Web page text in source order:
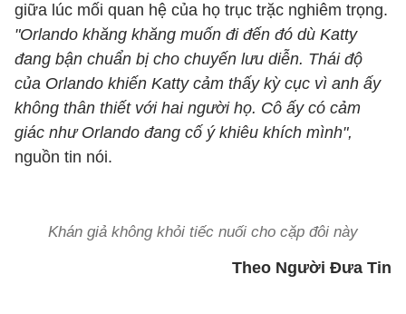
giữa lúc mối quan hệ của họ trục trặc nghiêm trọng.
"Orlando khăng khăng muốn đi đến đó dù Katty
đang bận chuẩn bị cho chuyến lưu diễn. Thái độ
của Orlando khiến Katty cảm thấy kỳ cục vì anh ấy
không thân thiết với hai người họ. Cô ấy có cảm
giác như Orlando đang cố ý khiêu khích mình",
nguồn tin nói.
Khán giả không khỏi tiếc nuối cho cặp đôi này
Theo Người Đưa Tin